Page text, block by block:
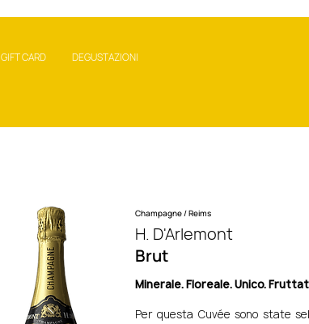
GIFT CARD DEGUSTAZIONI
Champagne / Reims
H. D'Arlemont
Brut
Minerale. Floreale. Unico.
Per questa Cuvée sono state